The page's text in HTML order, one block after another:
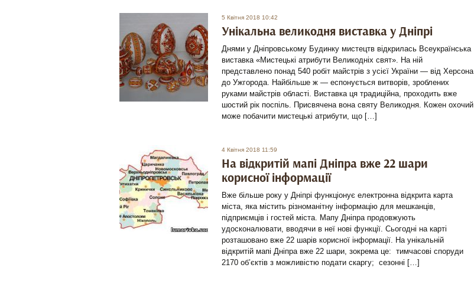
5 Квітня 2018 10:42
Унікальна великодня виставка у Дніпрі
Днями у Дніпровському Будинку мистецтв відкрилась Всеукраїнська
виставка «Мистецькі атрибути Великодніх свят». На ній
представлено понад 540 робіт майстрів з усієї України — від Херсона
до Ужгорода. Найбільше ж — еспонується витворів, зроблених
руками майстрів області. Виставка ця традиційна, проходить вже
шостий рік поспіль. Присвячена вона святу Великодня. Кожен охочий
може побачити мистецькі атрибути, що […]
4 Квітня 2018 11:59
На відкритій мапі Дніпра вже 22 шари
корисної інформації
Вже більше року у Дніпрі функціонує електронна відкрита карта
міста, яка містить різноманітну інформацію для мешканців,
підприємців і гостей міста. Мапу Дніпра продовжують
удосконалювати, вводячи в неї нові функції. Сьогодні на карті
розташовано вже 22 шарів корисної інформації. На унікальній
відкритій мапі Дніпра вже 22 шари, зокрема це: тимчасові споруди
2170 об’єктів з можливістю подати скаргу; сезонні […]